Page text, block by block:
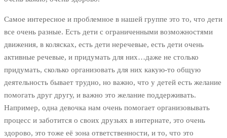
Самое интересное и проблемное в нашей группе это то, что дети
все очень разные. Есть дети с ограниченными возможностями
движения, в колясках, есть дети неречевые, есть дети очень
активные речевые, и придумать для них…даже не столько
придумать, сколько организовать для них какую-то общую
деятельность бывает трудно, но важно, что у детей есть желание
помогать друг другу, и важно это желание поддерживать.
Например, одна девочка нам очень помогает организовывать
процесс и заботится о своих друзьях в интернате, это очень
здорово, это тоже её зона ответственности, и то, что это